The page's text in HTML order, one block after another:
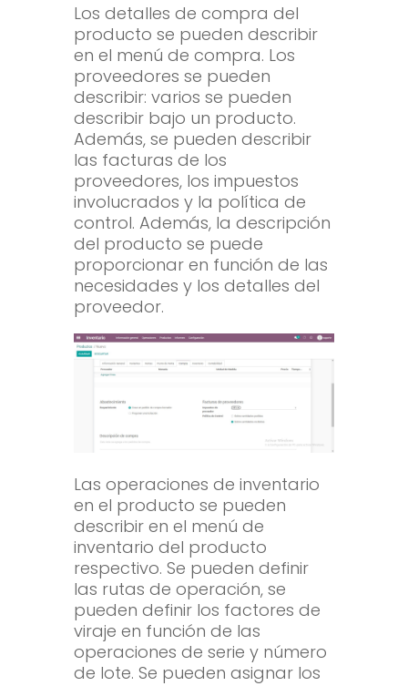
Los detalles de compra del
producto se pueden describir
en el menú de compra. Los
proveedores se pueden
describir: varios se pueden
describir bajo un producto.
Además, se pueden describir
las facturas de los
proveedores, los impuestos
involucrados y la política de
control. Además, la descripción
del producto se puede
proporcionar en función de las
necesidades y los detalles del
proveedor.
Las operaciones de inventario
en el producto se pueden
describir en el menú de
inventario del producto
respectivo. Se pueden definir
las rutas de operación, se
pueden definir los factores de
viraje en función de las
operaciones de serie y número
de lote. Se pueden asignar los